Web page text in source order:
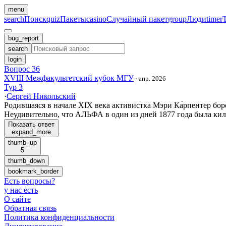
menu
searchПоискquizПакетыcasinoСлучайный пакетgroupЛюдиtimer
bug_report
search
login
Вопрос 36
XVIII Межфакультетский кубок МГУ · апр. 2026
Тур 3
·Сергей Никольский
Родившаяся в начале XIX века активистка Мэри Ка́рпентер
Неудивительно, что АЛЬФА в один из дней 1877 года была
Показать ответ
expand_more
thumb_up
5
thumb_down
bookmark_border
Есть вопросы?
у нас есть
О сайте
Обратная связь
Политика конфиденциальности